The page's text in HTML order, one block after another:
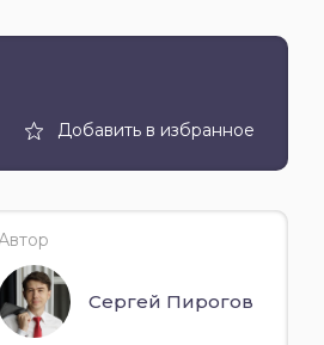
Добавить в избранное
Сергей Пирогов